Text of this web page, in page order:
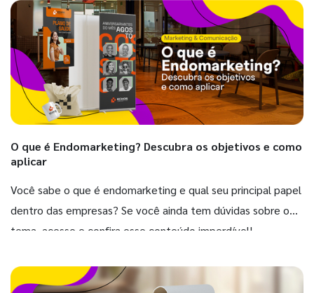
O que é Endomarketing? Descubra os objetivos e como
aplicar
Você sabe o que é endomarketing e qual seu principal papel
dentro das empresas? Se você ainda tem dúvidas sobre o
tema, acesse e confira esse conteúdo imperdível!